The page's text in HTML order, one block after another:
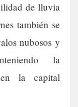
de lluvia
también se
nubosos y
la
la capital